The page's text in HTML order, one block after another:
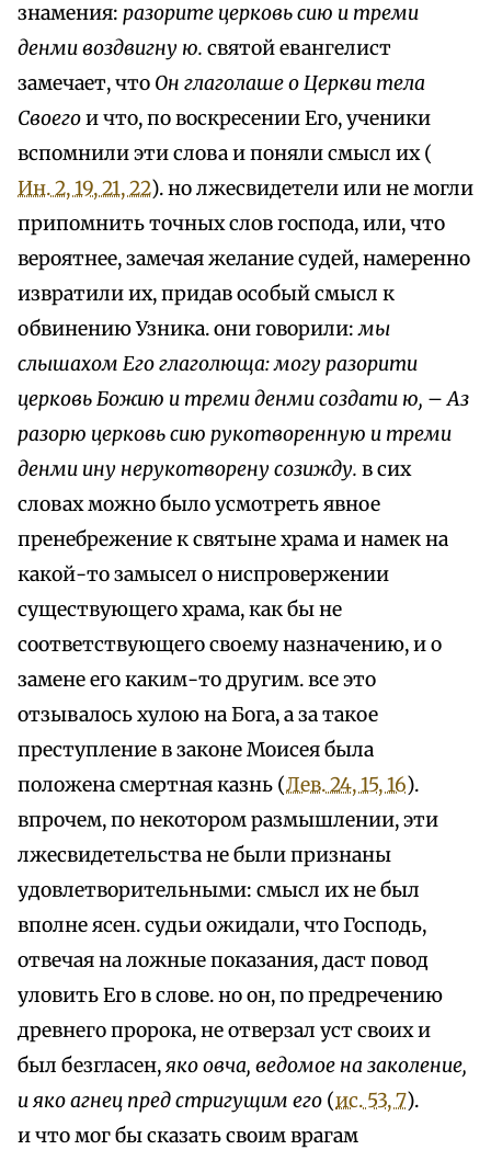
знамения: разорите церковь сию и треми
денми воздвигну ю. святой евангелист
замечает, что Он глаголаше о Церкви тела
Своегои что, по воскресении Его, ученики
вспомнили эти слова и поняли смысл их (
Ин. 2, 19, 21, 22). но лжесвидетели или не могли
припомнить точных слов господа, или, что
вероятнее, замечая желание судей, намеренно
извратили их, придав особый смысл к
обвинению Узника. они говорили:мы
слышахом Его глаголюща: могу разорити
церковь Божию и треми денми создати ю, –Аз
разорю церковь сию рукотворенную и треми
денми ину нерукотворену созижду. в сих
словах можно было усмотреть явное
пренебрежение к святыне храма и намек на
какой-то замысел о ниспровержении
существующего храма, как бы не
соответствующего своему назначению, и о
замене его каким-то другим. все это
отзывалось хулою на Бога, а за такое
преступление в законе Моисея была
положена смертная казнь (Лев. 24, 15, 16).
впрочем, по некотором размышлении, эти
лжесвидетельства не были признаны
удовлетворительными: смысл их не был
вполне ясен. судьи ожидали, что Господь,
отвечая на ложные показания, даст повод
уловить Его в слове. но он, по предречению
древнего пророка, не отверзал уст своих и
был безгласен,яко овча, ведомое на заколение,
и яко агнец пред стригущим его (ис. 53, 7).
и что мог бы сказать своим врагам